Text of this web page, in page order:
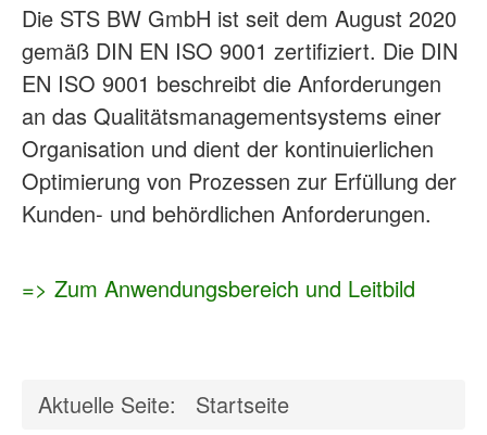
Die STS BW GmbH ist seit dem August 2020
gemäß DIN EN ISO 9001 zertifiziert. Die DIN
EN ISO 9001 beschreibt die Anforderungen
an das Qualitätsmanagementsystems einer
Organisation und dient der kontinuierlichen
Optimierung von Prozessen zur Erfüllung der
Kunden- und behördlichen Anforderungen.
=> Zum Anwendungsbereich und Leitbild
Aktuelle Seite:
Startseite